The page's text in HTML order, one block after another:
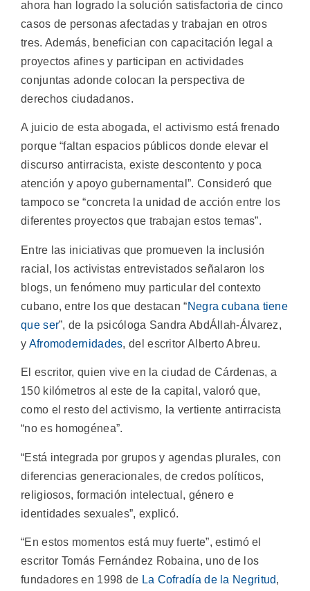
ahora han logrado la solución satisfactoria de cinco
casos de personas afectadas y trabajan en otros
tres. Además, benefician con capacitación legal a
proyectos afines y participan en actividades
conjuntas adonde colocan la perspectiva de
derechos ciudadanos.
A juicio de esta abogada, el activismo está frenado
porque “faltan espacios públicos donde elevar el
discurso antirracista, existe descontento y poca
atención y apoyo gubernamental”. Consideró que
tampoco se “concreta la unidad de acción entre los
diferentes proyectos que trabajan estos temas”.
Entre las iniciativas que promueven la inclusión
racial, los activistas entrevistados señalaron los
blogs, un fenómeno muy particular del contexto
cubano, entre los que destacan “Negra cubana tiene
que ser”, de la psicóloga Sandra AbdÁllah-Álvarez,
y Afromodernidades, del escritor Alberto Abreu.
El escritor, quien vive en la ciudad de Cárdenas, a
150 kilómetros al este de la capital, valoró que,
como el resto del activismo, la vertiente antirracista
“no es homogénea”.
“Está integrada por grupos y agendas plurales, con
diferencias generacionales, de credos políticos,
religiosos, formación intelectual, género e
identidades sexuales”, explicó.
“En estos momentos está muy fuerte”, estimó el
escritor Tomás Fernández Robaina, uno de los
fundadores en 1998 de La Cofradía de la Negritud,